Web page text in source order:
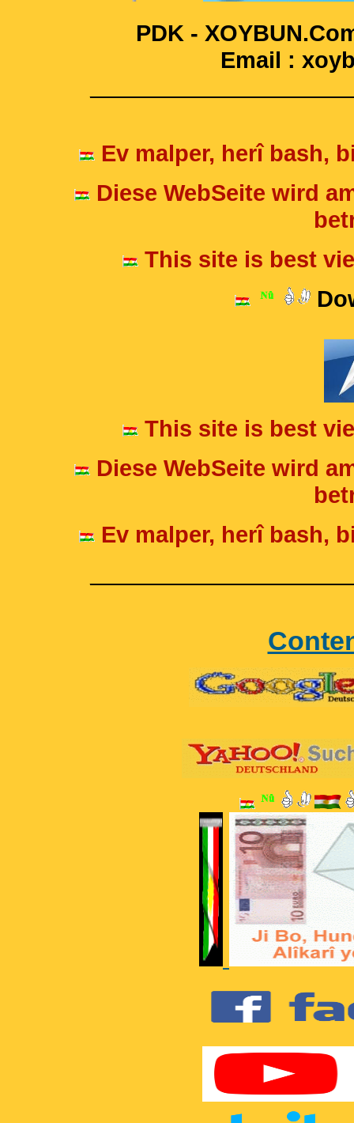
PDK -
Email :
Ev malper, herî bash,
Diese WebSeite wird
This site is best
This site is best
Diese WebSeite wird
Ev malper, herî bash,